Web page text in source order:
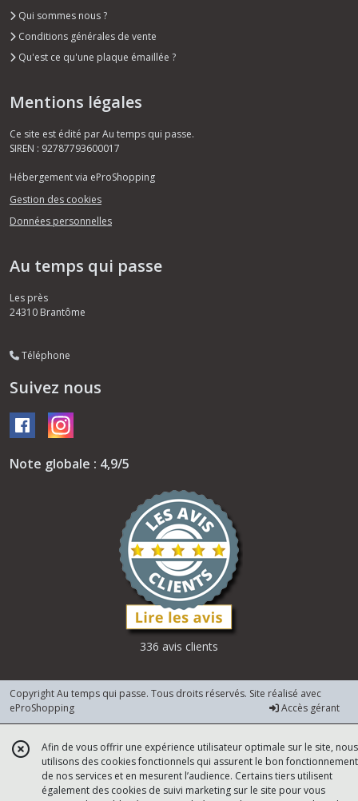
Qui sommes nous ?
Conditions générales de vente
Qu'est ce qu'une plaque émaillée ?
Mentions légales
Ce site est édité par Au temps qui passe.
SIREN : 92787793600017
Hébergement via eProShopping
Gestion des cookies
Données personnelles
Au temps qui passe
Les près
24310 Brantôme
Téléphone
Suivez nous
Note globale : 4,9/5
336 avis clients
Copyright Au temps qui passe. Tous droits réservés. Site réalisé avec
eProShopping
Accès gérant
Afin de vous offrir une expérience utilisateur optimale sur le site, nous
utilisons des cookies fonctionnels qui assurent le bon fonctionnement
de nos services et en mesurent l’audience. Certains tiers utilisent
également des cookies de suivi marketing sur le site pour vous